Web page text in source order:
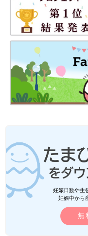
妊娠日数や生
妊娠中から
無